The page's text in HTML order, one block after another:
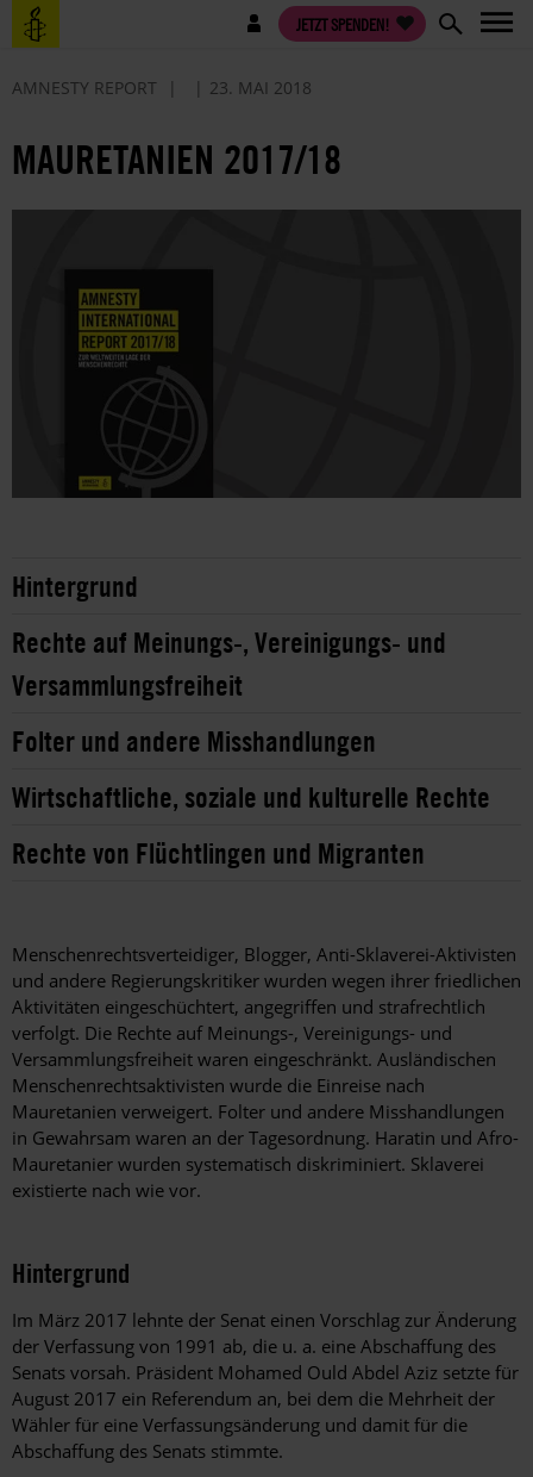
Direkt
zum
Benutzermenü JETZT SPENDEN!
AMNESTY REPORT 23. MAI 2018
MAURETANIEN 2017/18
Hintergrund
Rechte auf Meinungs-, Vereinigungs- und
Versammlungsfreiheit
Folter und andere Misshandlungen
Wirtschaftliche, soziale und kulturelle Rechte
Rechte von Flüchtlingen und Migranten
Menschenrechtsverteidiger, Blogger, Anti-Sklaverei-Aktivisten
und andere Regierungskritiker wurden wegen ihrer friedlichen
Aktivitäten eingeschüchtert, angegriffen und strafrechtlich
verfolgt. Die Rechte auf Meinungs-, Vereinigungs- und
Versammlungsfreiheit waren eingeschränkt. Ausländischen
Menschenrechtsaktivisten wurde die Einreise nach
Mauretanien verweigert. Folter und andere Misshandlungen
in Gewahrsam waren an der Tagesordnung. Haratin und Afro-
Mauretanier wurden systematisch diskriminiert. Sklaverei
existierte nach wie vor.
Hintergrund
Im März 2017 lehnte der Senat einen Vorschlag zur Änderung
der Verfassung von 1991 ab, die u. a. eine Abschaffung des
Senats vorsah. Präsident Mohamed Ould Abdel Aziz setzte für
August 2017 ein Referendum an, bei dem die Mehrheit der
Wähler für eine Verfassungsänderung und damit für die
Abschaffung des Senats stimmte.